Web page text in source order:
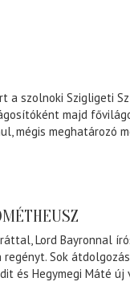
a szolnoki Szigligeti
majd
mégis meghatározó
Lord Bayronnal
Sok
és Hegymegi Máté